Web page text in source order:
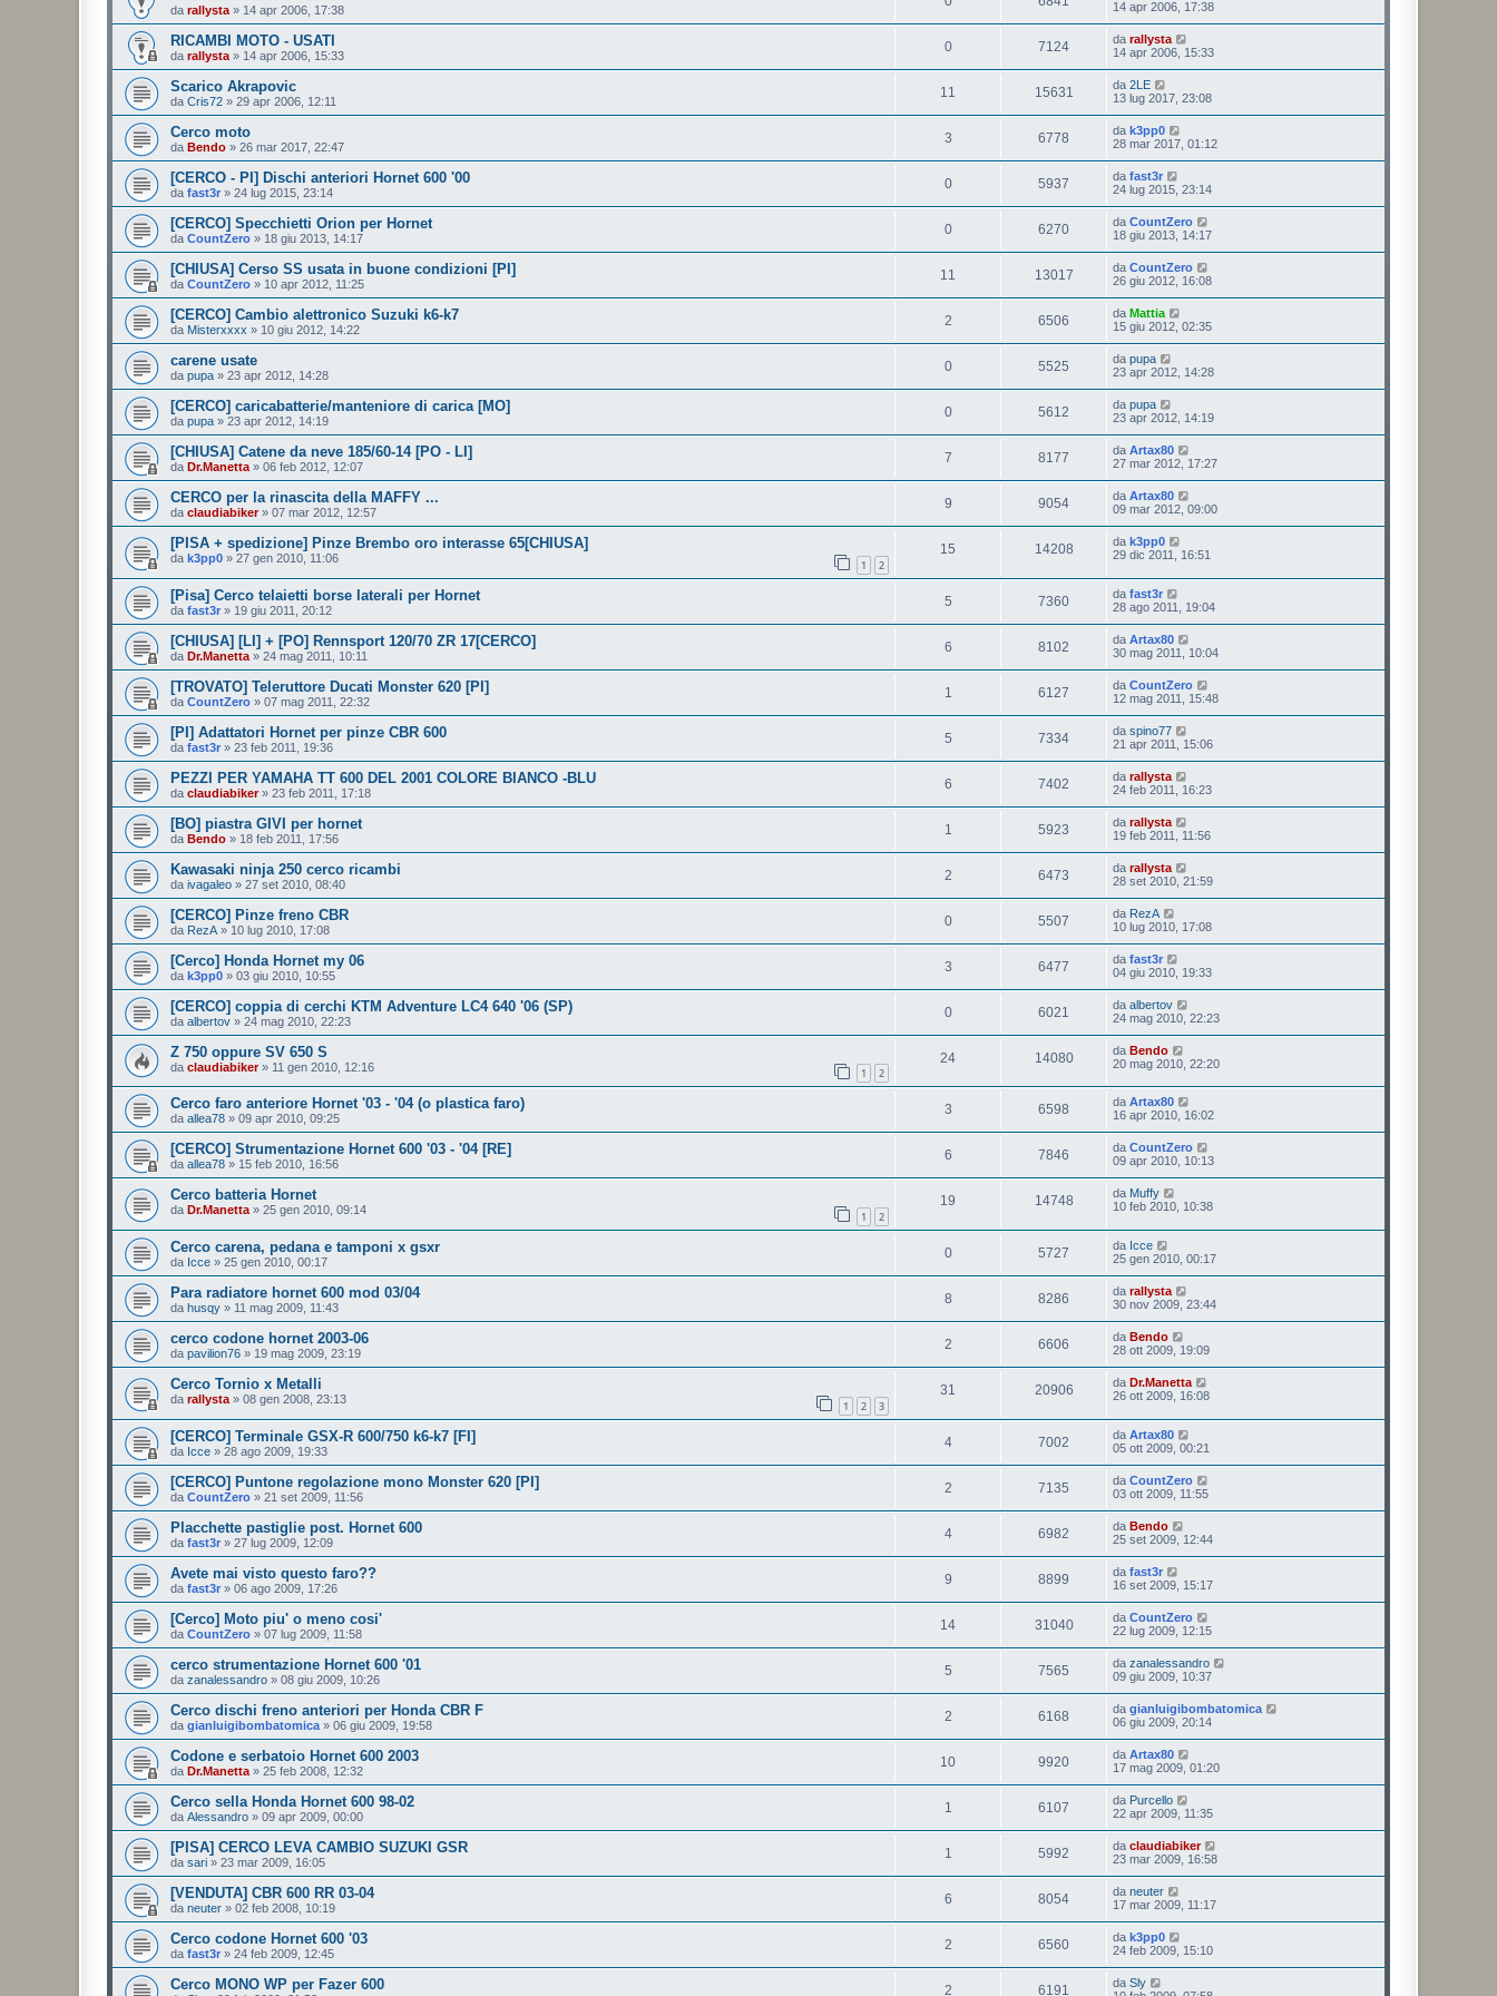
da rallysta » 14 apr 2006, 17:38
14 apr 2006, 17:38
RICAMBI MOTO - USATI
da rallysta » 14 apr 2006, 15:33
0 7124 da rallysta
14 apr 2006, 15:33
Scarico Akrapovic
da Cris72 » 29 apr 2006, 12:11
11 15631 da 2LE
13 lug 2017, 23:08
Cerco moto
da Bendo » 26 mar 2017, 22:47
3 6778 da k3pp0
28 mar 2017, 01:12
[CERCO - PI] Dischi anteriori Hornet 600 '00
da fast3r » 24 lug 2015, 23:14
0 5937 da fast3r
24 lug 2015, 23:14
[CERCO] Specchietti Orion per Hornet
da CountZero » 18 giu 2013, 14:17
0 6270 da CountZero
18 giu 2013, 14:17
[CHIUSA] Cerso SS usata in buone condizioni [PI]
da CountZero » 10 apr 2012, 11:25
11 13017 da CountZero
26 giu 2012, 16:08
[CERCO] Cambio alettronico Suzuki k6-k7
da Misterxxxx » 10 giu 2012, 14:22
2 6506 da Mattia
15 giu 2012, 02:35
carene usate
da pupa » 23 apr 2012, 14:28
0 5525 da pupa
23 apr 2012, 14:28
[CERCO] caricabatterie/manteniore di carica [MO]
da pupa » 23 apr 2012, 14:19
0 5612 da pupa
23 apr 2012, 14:19
[CHIUSA] Catene da neve 185/60-14 [PO - LI]
da Dr.Manetta » 06 feb 2012, 12:07
7 8177 da Artax80
27 mar 2012, 17:27
CERCO per la rinascita della MAFFY ...
da claudiabiker» 07 mar 2012, 12:57
9 9054 da Artax80
09 mar 2012, 09:00
[PISA + spedizione] Pinze Brembo oro interasse 65[CHIUSA]
da k3pp0 » 27 gen 2010, 11:06 1 2
15 14208 da k3pp0
29 dic 2011, 16:51
[Pisa] Cerco telaietti borse laterali per Hornet
da fast3r » 19 giu 2011, 20:12
5 7360 da fast3r
28 ago 2011, 19:04
[CHIUSA] [LI] + [PO] Rennsport 120/70 ZR 17[CERCO]
da Dr.Manetta » 24 mag 2011, 10:11
6 8102 da Artax80
30 mag 2011, 10:04
[TROVATO] Teleruttore Ducati Monster 620 [PI]
da CountZero » 07 mag 2011, 22:32
1 6127 da CountZero
12 mag 2011, 15:48
[PI] Adattatori Hornet per pinze CBR 600
da fast3r » 23 feb 2011, 19:36
5 7334 da spino77
21 apr 2011, 15:06
PEZZI PER YAMAHA TT 600 DEL 2001 COLORE BIANCO -BLU
da claudiabiker» 23 feb 2011, 17:18
6 7402 da rallysta
24 feb 2011, 16:23
[BO] piastra GIVI per hornet
da Bendo » 18 feb 2011, 17:56
1 5923 da rallysta
19 feb 2011, 11:56
Kawasaki ninja 250 cerco ricambi
da ivagaleo » 27 set 2010, 08:40
2 6473 da rallysta
28 set 2010, 21:59
[CERCO] Pinze freno CBR
da RezA » 10 lug 2010, 17:08
0 5507 da RezA
10 lug 2010, 17:08
[Cerco] Honda Hornet my 06
da k3pp0 » 03 giu 2010, 10:55
3 6477 da fast3r
04 giu 2010, 19:33
[CERCO] coppia di cerchi KTM Adventure LC4 640 '06 (SP)
da albertov » 24 mag 2010, 22:23
0 6021 da albertov
24 mag 2010, 22:23
Z 750 oppure SV 650 S
da claudiabiker» 11 gen 2010, 12:16 1 2
24 14080 da Bendo
20 mag 2010, 22:20
Cerco faro anteriore Hornet '03 - '04 (o plastica faro)
da allea78 » 09 apr 2010, 09:25
3 6598 da Artax80
16 apr 2010, 16:02
[CERCO] Strumentazione Hornet 600 '03 - '04 [RE]
da allea78 » 15 feb 2010, 16:56
6 7846 da CountZero
09 apr 2010, 10:13
Cerco batteria Hornet
da Dr.Manetta » 25 gen 2010, 09:14 1 2
19 14748 da Muffy
10 feb 2010, 10:38
Cerco carena, pedana e tamponi x gsxr
da Icce » 25 gen 2010, 00:17
0 5727 da Icce
25 gen 2010, 00:17
Para radiatore hornet 600 mod 03/04
da husqy » 11 mag 2009, 11:43
8 8286 da rallysta
30 nov 2009, 23:44
cerco codone hornet 2003-06
da pavilion76 » 19 mag 2009, 23:19
2 6606 da Bendo
28 ott 2009, 19:09
Cerco Tornio x Metalli
da rallysta » 08 gen 2008, 23:13 1 2 3
31 20906 da Dr.Manetta
26 ott 2009, 16:08
[CERCO] Terminale GSX-R 600/750 k6-k7 [FI]
da Icce » 28 ago 2009, 19:33
4 7002 da Artax80
05 ott 2009, 00:21
[CERCO] Puntone regolazione mono Monster 620 [PI]
da CountZero » 21 set 2009, 11:56
2 7135 da CountZero
03 ott 2009, 11:55
Placchette pastiglie post. Hornet 600
da fast3r » 27 lug 2009, 12:09
4 6982 da Bendo
25 set 2009, 12:44
Avete mai visto questo faro??
da fast3r » 06 ago 2009, 17:26
9 8899 da fast3r
16 set 2009, 15:17
[Cerco] Moto piu' o meno cosi'
da CountZero » 07 lug 2009, 11:58
14 31040 da CountZero
22 lug 2009, 12:15
cerco strumentazione Hornet 600 '01
da zanalessandro » 08 giu 2009, 10:26
5 7565 da zanalessandro
09 giu 2009, 10:37
Cerco dischi freno anteriori per Honda CBR F
da gianluigibombatomica » 06 giu 2009, 19:58
2 6168 da gianluigibombatomica
06 giu 2009, 20:14
Codone e serbatoio Hornet 600 2003
da Dr.Manetta » 25 feb 2008, 12:32
10 9920 da Artax80
17 mag 2009, 01:20
Cerco sella Honda Hornet 600 98-02
da Alessandro » 09 apr 2009, 00:00
1 6107 da Purcello
22 apr 2009, 11:35
[PISA] CERCO LEVA CAMBIO SUZUKI GSR
da sari » 23 mar 2009, 16:05
1 5992 da claudiabiker
23 mar 2009, 16:58
[VENDUTA] CBR 600 RR 03-04
da neuter » 02 feb 2008, 10:19
6 8054 da neuter
17 mar 2009, 11:17
Cerco codone Hornet 600 '03
da fast3r » 24 feb 2009, 12:45
2 6560 da k3pp0
24 feb 2009, 15:10
Cerco MONO WP per Fazer 600 2 6191 da Sly